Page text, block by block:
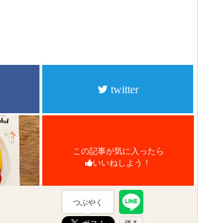
twitter
この記事が気に入ったら
いいねしよう！
つぶやく